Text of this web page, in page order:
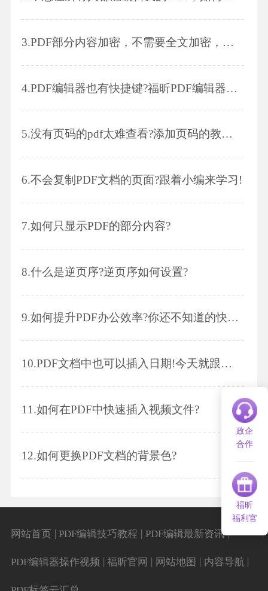
3.PDF部分内容加密，不需要全文加密，该怎么做?
4.PDF编辑器也有快捷键?福昕PDF编辑器来教你!
5.没有页码的pdf太难查看?添加页码的教程在此!
6.不会复制PDF文档的页面?跟着小编来学习!
7.如何只显示PDF的部分内容?
8.什么是逆页序?逆页序如何设置?
9.如何提升PDF办公效率?你还不知道的快捷键设置来咯~
10.PDF文档中也可以插入日期!今天就跟着小编一起学习吧~
11.如何在PDF中快速插入视频文件?
12.如何更换PDF文档的背景色?
政企
合作
福昕
福利官
网站首页 PDF编辑技巧教程 PDF编辑最新资讯 |
PDF编辑器操作视频 福昕官网 网站地图 内容导航